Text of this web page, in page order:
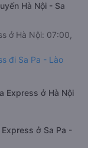
Hà Nội - Sa
ở Hà Nội: 07:00,
đi Sa Pa - Lào
Express ở Hà Nội
ở Sa Pa -